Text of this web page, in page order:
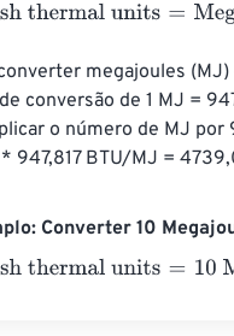
thermal units=
megajoules
conversão de 1 MJ =
o número de MJ por
947,817 BTU/MJ =
Converter 10
thermal units=10